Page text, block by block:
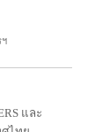
ฯ
และ